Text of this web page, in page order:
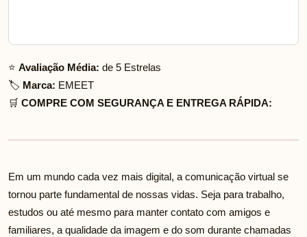
⭐ Avaliação Média: de 5 Estrelas
🏷️ Marca: EMEET
🛒 COMPRE COM SEGURANÇA E ENTREGA RÁPIDA:
Em um mundo cada vez mais digital, a comunicação virtual se
tornou parte fundamental de nossas vidas. Seja para trabalho,
estudos ou até mesmo para manter contato com amigos e
familiares, a qualidade da imagem e do som durante chamadas